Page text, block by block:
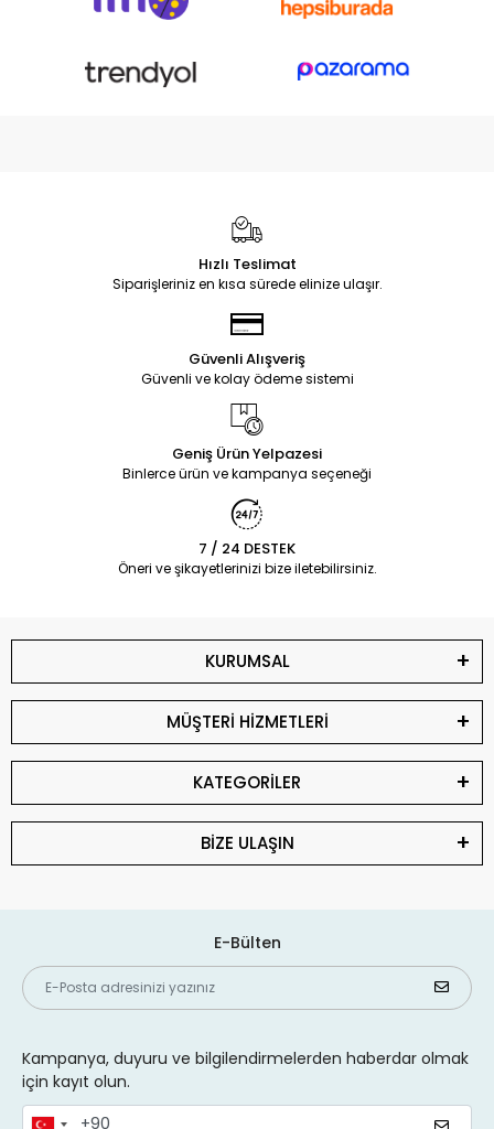
Hızlı Teslimat
Siparişleriniz en kısa sürede elinize ulaşır.
Güvenli Alışveriş
Güvenli ve kolay ödeme sistemi
Geniş Ürün Yelpazesi
Binlerce ürün ve kampanya seçeneği
7 / 24 DESTEK
Öneri ve şikayetlerinizi bize iletebilirsiniz.
KURUMSAL
MÜŞTERİ HİZMETLERİ
KATEGORİLER
BİZE ULAŞIN
E-Bülten
Kampanya, duyuru ve bilgilendirmelerden haberdar olmak
için kayıt olun.